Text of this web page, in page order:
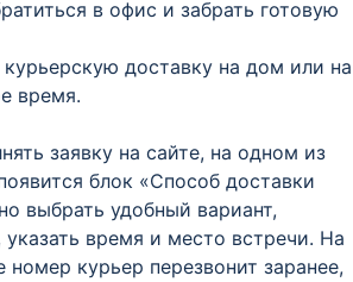
в офис и забрать готовую
доставку на дом или на
время.
заявку на сайте, на одном из
блок «Способ доставки
выбрать удобный вариант,
время и место встречи. На
номер курьер перезвонит заранее,